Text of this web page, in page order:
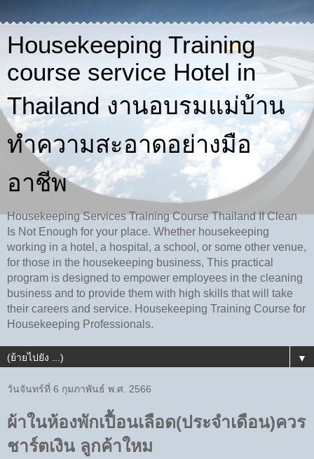
Housekeeping Training
course service Hotel in
Thailand งานอบรมแม่บ้าน
ทำความสะอาดอย่างมือ
อาชีพ
Housekeeping Services Training Course Thailand If Clean
Is Not Enough for your place. Whether housekeeping
working in a hotel, a hospital, a school, or some other venue,
for those in the housekeeping business, This practical
program is designed to empower employees in the cleaning
business and to provide them with high skills that will take
their careers and service. Housekeeping Training Course for
Housekeeping Professionals.
▼
วันจันทร์ที่ 6 กุมภาพันธ์ พ.ศ. 2566
ผ้าในห้องพักเปื้อนเลือด​(ประจำเดือน)​ควร
ชาร์ต​เงิน ลูกค้าใหม​